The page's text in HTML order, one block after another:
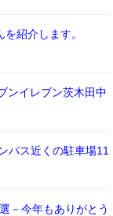
紹介します。
ンイレブン茨木田中
パス近くの駐車場11
－今年もありがとう